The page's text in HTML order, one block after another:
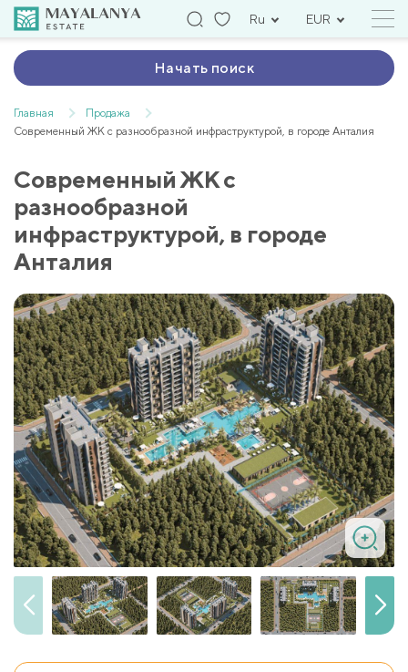
Ru EUR
Начать поиск
Главная
Продажа
Современный ЖК с разнообразной инфраструктурой, в городе Анталия
Современный ЖК с
разнообразной
инфраструктурой, в городе
Анталия